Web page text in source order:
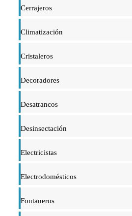
Cerrajeros
Climatización
Cristaleros
Decoradores
Desatrancos
Desinsectación
Electricistas
Electrodomésticos
Fontaneros